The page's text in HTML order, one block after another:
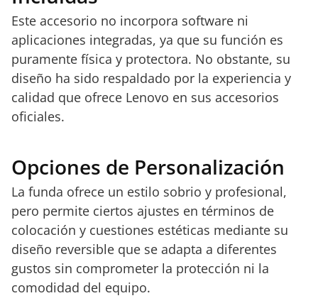
Este accesorio no incorpora software ni
aplicaciones integradas, ya que su función es
puramente física y protectora. No obstante, su
diseño ha sido respaldado por la experiencia y
calidad que ofrece Lenovo en sus accesorios
oficiales.
Opciones de Personalización
La funda ofrece un estilo sobrio y profesional,
pero permite ciertos ajustes en términos de
colocación y cuestiones estéticas mediante su
diseño reversible que se adapta a diferentes
gustos sin comprometer la protección ni la
comodidad del equipo.